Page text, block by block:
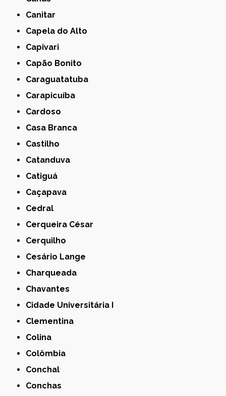
Canitar
Capela do Alto
Capivari
Capão Bonito
Caraguatatuba
Carapicuíba
Cardoso
Casa Branca
Castilho
Catanduva
Catiguá
Caçapava
Cedral
Cerqueira César
Cerquilho
Cesário Lange
Charqueada
Chavantes
Cidade Universitária I
Clementina
Colina
Colômbia
Conchal
Conchas